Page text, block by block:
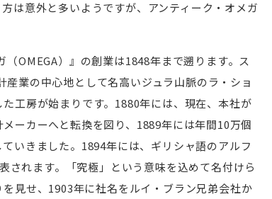
は意外と多いようですが、アンティーク・オメガ
（OMEGA）』の創業は1848年まで遡ります。ス
産業の中心地として名高いジュラ山脈のラ・ショ
工房が始まりです。1880年には、現在、本社が
ーカーへと転換を図り、1889年には年間10万個
いきました。1894年には、ギリシャ語のアルフ
れます。「究極」という意味を込めて名付けら
見せ、1903年に社名をルイ・ブラン兄弟会社か